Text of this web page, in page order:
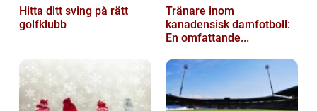
Hitta ditt sving på rätt
golfklubb
Tränare inom
kanadensisk damfotboll:
En omfattande...